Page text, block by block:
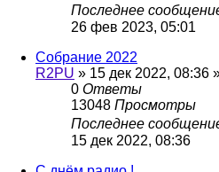
Последнее
26 фев 2023, 05:01
Собрание 2022
R2PU » 15 дек 2022, 08:36
0 Ответы
13048 Просмотры
Последнее
15 дек 2022, 08:36